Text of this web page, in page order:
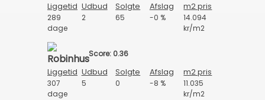
Liggetid Udbud Solgte Afslag m2 pris
289
dage
2 65 -0 %
14.094
kr/m2
Score: 0.36
Liggetid Udbud Solgte Afslag m2 pris
307
dage
5 0 -8 %
11.035
kr/m2